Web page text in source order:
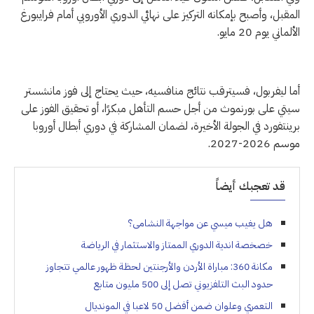
المقبل، وأصبح بإمكانه التركيز على نهائي الدوري الأوروبي أمام فرايبورغ
الألماني يوم 20 مايو.
أما ليفربول، فسيترقب نتائج منافسيه، حيث يحتاج إلى فوز مانشستر
سيتي على بورنموث من أجل حسم التأهل مبكرًا، أو تحقيق الفوز على
برينتفورد في الجولة الأخيرة، لضمان المشاركة في دوري أبطال أوروبا
موسم 2026-2027.
قد تعجبك أيضاً
هل يغيب ميسي عن مواجهة النشامى؟
خصخصة اندية الدوري الممتاز والاستثمار في الرياضة
مكانة 360: مباراة الأردن والأرجنتين لحظة ظهور عالمي تتجاوز
حدود البث التلفزيوني تصل إلى 500 مليون متابع
التعمري وعلوان ضمن أفضل 50 لاعبا في المونديال